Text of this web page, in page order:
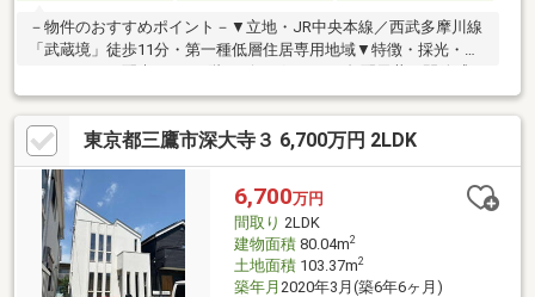
－物件のおすすめポイント－▼立地・JR中央本線／西武多摩川線
「武蔵境」徒歩11分・第一種低層住居専用地域▼特徴・採光・プ
有・全居室に収納スペース有・約9.5帖と約5.1帖の納戸は窓・収
納付で多目的に活用可能・駐車スペース3台分有(車種制限有)▼設
備・床暖房(LD)・食洗機・1616サイズの浴室▼周辺環境・市立境
南小学校 徒歩7分(約490m)※土地面積には越境部分約0.38平米含む
■ ご希望の住まい探しをお手伝いします ━━━━━・・・物件の
詳細・ご相談はお気軽にお問い合わせください。
東京都三鷹市深大寺３ 6,700万円 2LDK
6,700万円
間取り 2LDK
建物面積80.04m2
土地面積103.37m2
築年月 2020年3月(築6年6ヶ月)